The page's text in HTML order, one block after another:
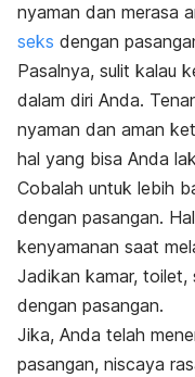
nyaman dan merasa
seks dengan
Pasalnya, sulit kalau
dalam diri Anda.
nyaman dan aman
hal yang bisa Anda
Cobalah untuk lebih
dengan pasangan.
kenyamanan saat
Jadikan kamar,
dengan pasangan.
Jika, Anda telah
pasangan, niscaya